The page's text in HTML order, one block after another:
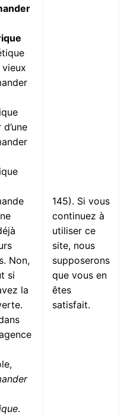
vieux
Non,
si
la
.
145). Si vous
continuez à
utiliser ce
site, nous
supposerons
que vous en
êtes
satisfait.